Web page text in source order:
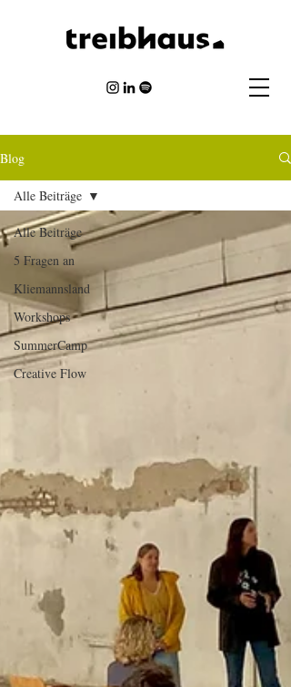
Blog
Alle Beiträge
5 Fragen an
Kliemannsland
Workshops
SummerCamp
Creative Flow
Alle Beiträge